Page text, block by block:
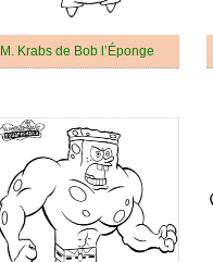
M. Krabs de Bob l’Éponge